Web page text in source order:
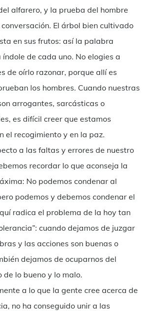
alfarero, y la prueba del hombre
El árbol bien cultivado
en sus frutos: así la palabra
de cada uno. No elogies a
de oírlo razonar, porque allí es
los hombres. Cuando nuestras
arrogantes, sarcásticas o
es difícil creer que estamos
el recogimiento y en la paz.
a las faltas y errores de nuestro
recordar lo que aconseja la
No podemos condenar al
podemos y debemos condenar el
radica el problema de la hoy tan
cuando dejamos de juzgar
y las acciones son buenas o
dejamos de ocuparnos del
de lo bueno y lo malo.
a lo que la gente cree acerca de
no ha conseguido unir a las